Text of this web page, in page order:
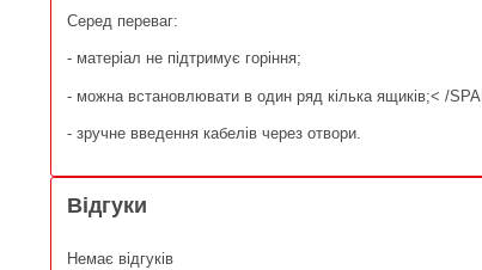
Серед переваг:
- матеріал не підтримує горіння;
- можна встановлювати в один ряд кілька ящиків;< /
- зручне введення кабелів через отвори.
Відгуки
Немає відгуків